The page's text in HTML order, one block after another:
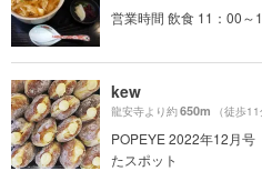
営業時間 飲食 11：00～
kew
龍安寺より約650m （徒歩11
POPEYE 2022年12月号
たスポット